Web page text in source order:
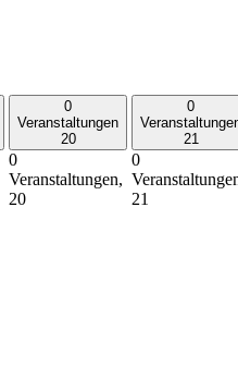
0
Veranstaltungen
20
0
Veranstaltungen,
20
0
21
0
21